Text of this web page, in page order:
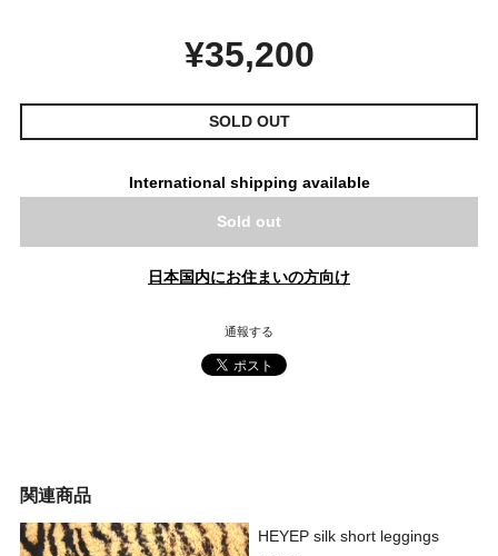
¥35,200
SOLD OUT
International shipping available
Sold out
日本国内にお住まいの方向け
通報する
関連商品
HEYEP silk short leggings